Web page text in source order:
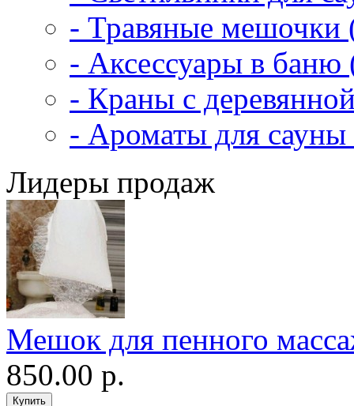
- Травяные мешочки
- Аксессуары в баню
- Краны с
- Ароматы для
Лидеры продаж
Мешок для пенного
850.00 р.